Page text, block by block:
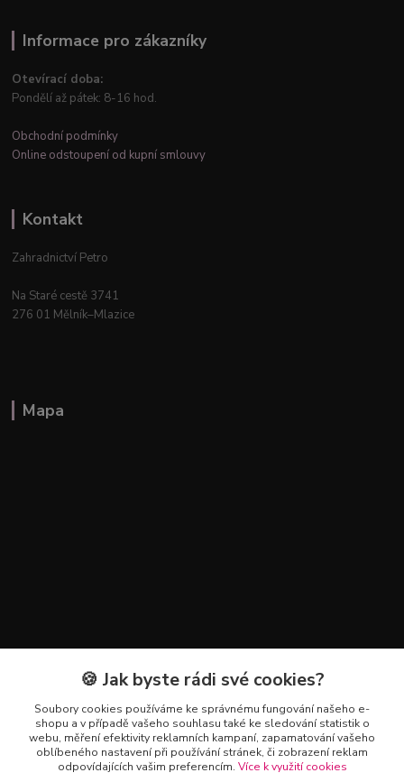
Informace pro zákazníky
Otevírací doba:
Pondělí až pátek: 8-16 hod.
Obchodní podmínky
Online odstoupení od kupní smlouvy
Kontakt
Zahradnictví Petro
Na Staré cestě 3741
276 01 Mělník–Mlazice
Mapa
Kontakty
+420 602 223 614
info@zahradnictvipetro.cz
🍪 Jak byste rádi své cookies?
Soubory cookies používáme ke správnému fungování našeho e-
shopu a v případě vašeho souhlasu také ke sledování statistik o
webu, měření efektivity reklamních kampaní, zapamatování vašeho
oblíbeného nastavení při používání stránek, či zobrazení reklam
odpovídajících vašim preferencím. Více k využití cookies